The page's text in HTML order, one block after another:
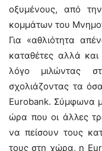
οξυμένους, από
κομμάτων του
Για «αθλιότητα
καταθέτες αλλά
λόγο μιλώντας
σχολιάζοντας τα
Eurobank. Σύμφωνα
ώρα που οι άλλες
να πείσουν τους
τους στη χώρα, η